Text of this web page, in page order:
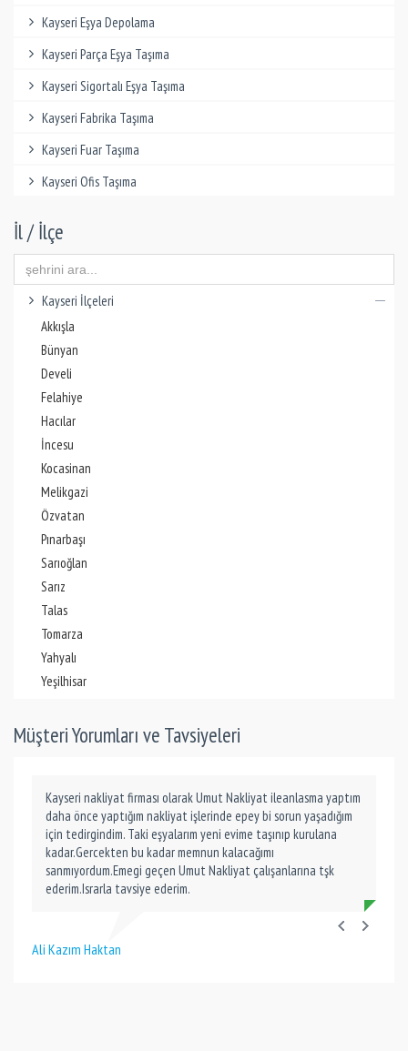
Kayseri Eşya Depolama
Kayseri Parça Eşya Taşıma
Kayseri Sigortalı Eşya Taşıma
Kayseri Fabrika Taşıma
Kayseri Fuar Taşıma
Kayseri Ofis Taşıma
İl / İlçe
Kayseri İlçeleri
Akkışla
Bünyan
Develi
Felahiye
Hacılar
İncesu
Kocasinan
Melikgazi
Özvatan
Pınarbaşı
Sarıoğlan
Sarız
Talas
Tomarza
Yahyalı
Yeşilhisar
Müşteri Yorumları ve Tavsiyeleri
Kayseri nakliyat firması olarak Umut Nakliyat ileanlasma yaptım
daha önce yaptığım nakliyat işlerinde epey bi sorun yaşadığım
için tedirgindim. Taki eşyalarım yeni evime taşınıp kurulana
kadar.Gercekten bu kadar memnun kalacağımı
sanmıyordum.Emegi geçen Umut Nakliyat çalışanlarına tşk
ederim.Israrla tavsiye ederim.
Ali Kazım Haktan